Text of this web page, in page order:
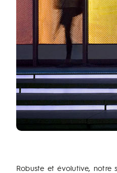
Robuste et évolutive, notre